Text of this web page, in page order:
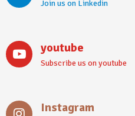
Join us on Linkedin
youtube
Subscribe us on youtube
Instagram